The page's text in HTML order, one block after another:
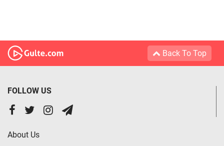
Back To Top
FOLLOW US
About Us